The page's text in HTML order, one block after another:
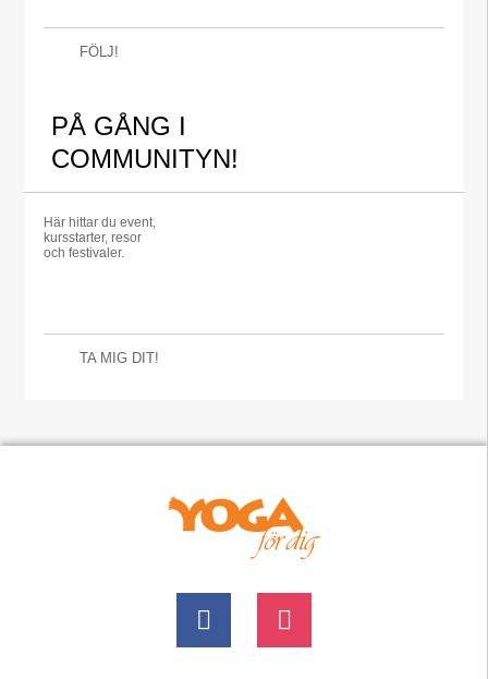
FÖLJ!
PÅ GÅNG I
COMMUNITYN!
Här hittar du event,
kursstarter, resor
och festivaler.
TA MIG DIT!